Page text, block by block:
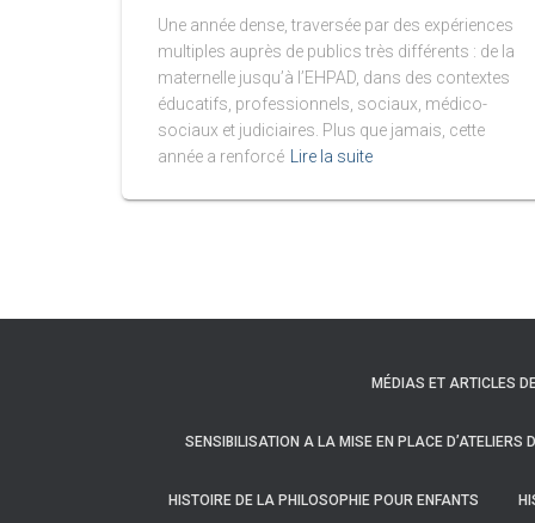
Une année dense, traversée par des expériences
multiples auprès de publics très différents : de la
maternelle jusqu’à l’EHPAD, dans des contextes
éducatifs, professionnels, sociaux, médico-
sociaux et judiciaires. Plus que jamais, cette
année a renforcé
Lire la suite
MÉDIAS ET ARTICLES
SENSIBILISATION A LA MISE EN PLACE D’ATELIERS
HISTOIRE DE LA PHILOSOPHIE POUR ENFANTS